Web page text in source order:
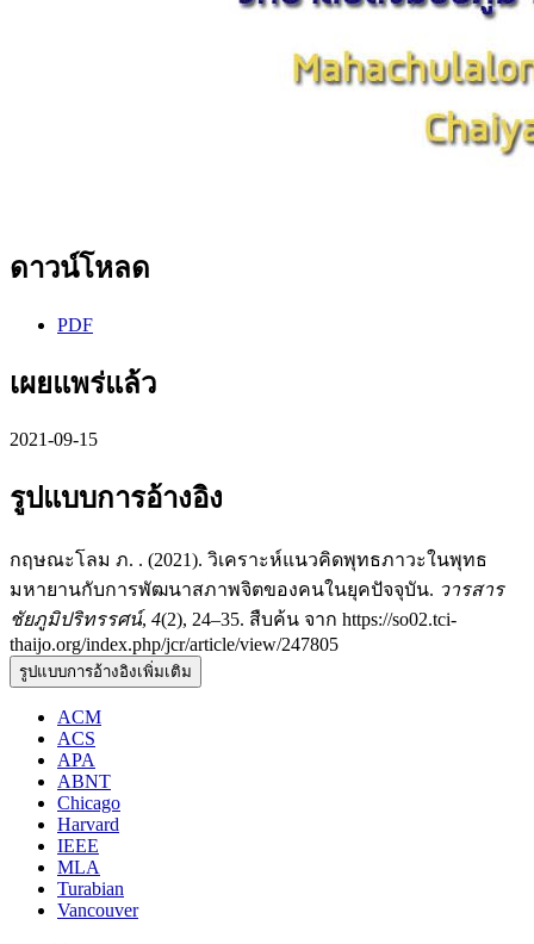
ดาวน์โหลด
PDF
เผยแพร่แล้ว
2021-09-15
รูปแบบการอ้างอิง
กฤษณะโลม ภ. . (2021). วิเคราะห์แนวคิดพุทธภาวะในพุทธ
มหายานกับการพัฒนาสภาพจิตของคนในยุคปัจจุบัน. วารสาร
ชัยภูมิปริทรรศน์, 4(2), 24–35. สืบค้น จาก https://so02.tci-
thaijo.org/index.php/jcr/article/view/247805
รูปแบบการอ้างอิงเพิ่มเติม
ACM
ACS
APA
ABNT
Chicago
Harvard
IEEE
MLA
Turabian
Vancouver